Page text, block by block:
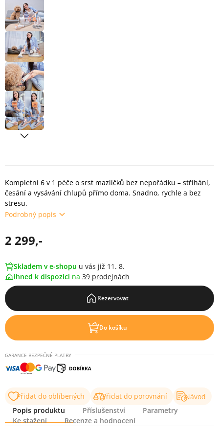
Kompletní 6 v 1 péče o srst mazlíčků bez nepořádku – stříhání,
česání a vysávání chlupů přímo doma. Snadno, rychle a bez
stresu.
Podrobný popis
2 299,-
Skladem v e-shopu u vás již 11. 8.
ihned k dispozici na 39 prodejnách
Rezervovat
Do košíku
GARANCE BEZPEČNÉ PLATBY
Přidat do oblíbených Přidat do porovnání
Návod
Popis produktu
Příslušenství
Parametry
Ke stažení
Recenze a hodnocení